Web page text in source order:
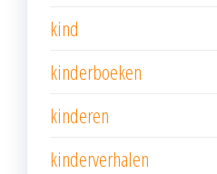
kind
kinderboeken
kinderen
kinderverhalen